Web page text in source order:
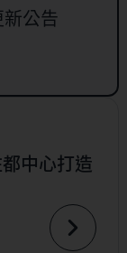
公告
中心打造